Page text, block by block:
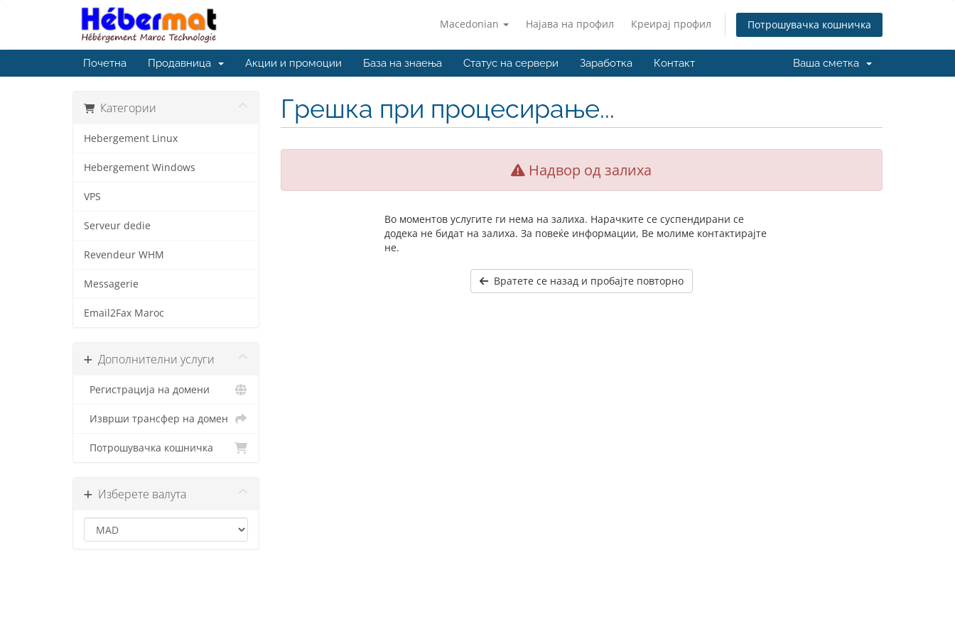
Macedonian Најава на профил Креирај профил Потрошувачка кошничка
Почетна Продавница Акции и промоции База на знаења Статус на сервери Заработка Контакт Ваша сметка
Категории
Hebergement Linux
Hebergement Windows
VPS
Serveur dedie
Revendeur WHM
Messagerie
Email2Fax Maroc
Дополнителни услуги
Регистрација на домени
Изврши трансфер на домен
Потрошувачка кошничка
Изберете валута
Грешка при процесирање...
Надвор од залиха
Во моментов услугите ги нема на залиха. Нарачките се суспендирани се
додека не бидат на залиха. За повеќе информации, Ве молиме контактирајте
не.
Вратете се назад и пробајте повторно